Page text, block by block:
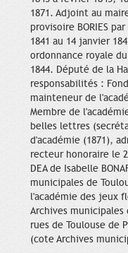
1871. Adjoint au
provisoire BORIES
1841 au 14 janvier
ordonnance royale
1844. Député de la
responsabilités :
mainteneur de
Membre de
belles lettres
d'académie (1871),
recteur honoraire le
DEA de Isabelle
municipales de
l'académie des jeux
Archives municipales
rues de Toulouse de
(cote Archives